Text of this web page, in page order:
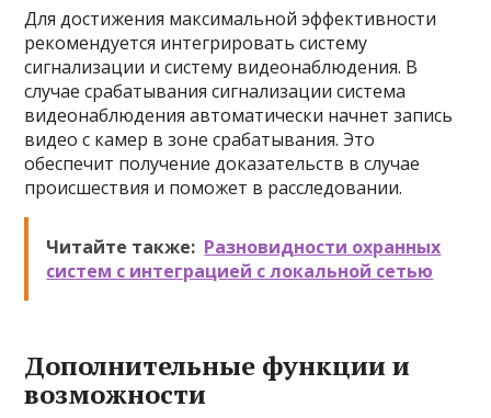
Для достижения максимальной эффективности
рекомендуется интегрировать систему
сигнализации и систему видеонаблюдения. В
случае срабатывания сигнализации система
видеонаблюдения автоматически начнет запись
видео с камер в зоне срабатывания. Это
обеспечит получение доказательств в случае
происшествия и поможет в расследовании.
Читайте также: Разновидности охранных
систем с интеграцией с локальной сетью
Дополнительные функции и
возможности